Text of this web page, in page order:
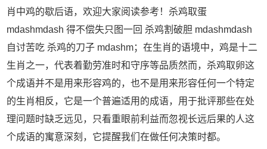
肖中鸡的歇后语，欢迎大家阅读参考！杀鸡取蛋
mdashmdash 得不偿失只图一回 杀鸡割破胆 mdashmdash
自讨苦吃 杀鸡的刀子 mdashm；在生肖的语境中，鸡是十二
生肖之一，代表着勤劳准时和守序等品质然而，杀鸡取卵这
个成语并不是用来形容鸡的，也不是用来形容任何一个特定
的生肖相反，它是一个普遍适用的成语，用于批评那些在处
理问题时缺乏远见，只看重眼前利益而忽视长远后果的人这
个成语的寓意深刻，它提醒我们在做任何决策时都。